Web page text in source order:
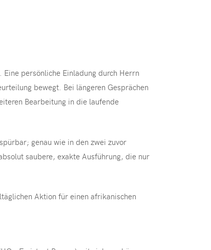
persönliche Einladung durch Herrn
bewegt. Bei längeren Gesprächen
Bearbeitung in die laufende
genau wie in den zwei zuvor
saubere, exakte Ausführung, die nur
Aktion für einen afrikanischen